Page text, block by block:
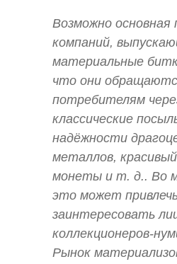
Возможно основная
компаний,
материальные
что они
потребителям
классические
надёжности
металлов,
монеты и т. д.. Во
это может
заинтересовать
коллекционеров-
Рынок